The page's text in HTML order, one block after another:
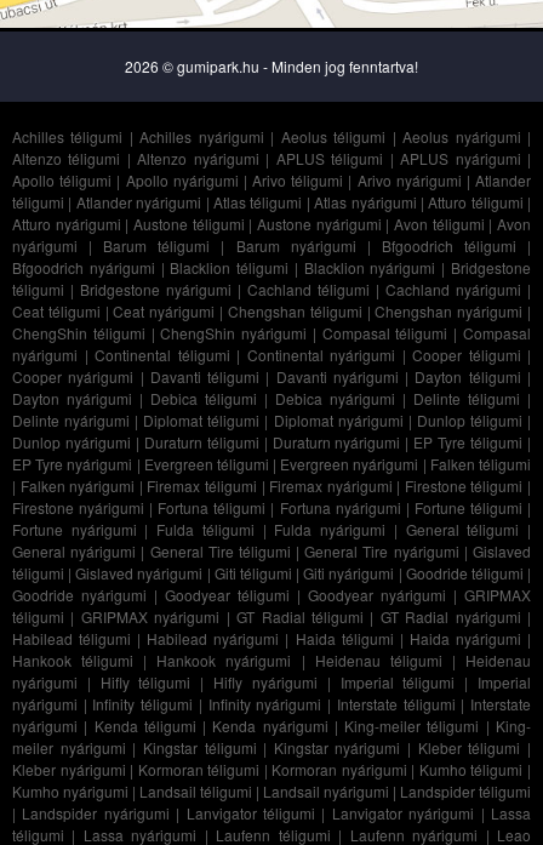
2026 © gumipark.hu - Minden jog fenntartva!
Achilles téligumi |Achilles nyárigumi | Aeolus téligumi |Aeolus nyárigumi |
Altenzo téligumi |Altenzo nyárigumi | APLUS téligumi |APLUS nyárigumi |
Apollo téligumi | Apollo nyárigumi |Arivo téligumi | Arivo nyárigumi |Atlander
téligumi | Atlander nyárigumi | Atlas téligumi |Atlas nyárigumi |Atturo téligumi |
Atturo nyárigumi |Austone téligumi |Austone nyárigumi |Avon téligumi |Avon
nyárigumi | Barum téligumi | Barum nyárigumi | Bfgoodrich téligumi |
Bfgoodrich nyárigumi | Blacklion téligumi | Blacklion nyárigumi | Bridgestone
téligumi | Bridgestone nyárigumi | Cachland téligumi | Cachland nyárigumi |
Ceat téligumi |Ceat nyárigumi | Chengshan téligumi |Chengshan nyárigumi |
ChengShin téligumi |ChengShin nyárigumi | Compasal téligumi |Compasal
nyárigumi | Continental téligumi | Continental nyárigumi | Cooper téligumi |
Cooper nyárigumi | Davanti téligumi | Davanti nyárigumi | Dayton téligumi |
Dayton nyárigumi | Debica téligumi | Debica nyárigumi | Delinte téligumi |
Delinte nyárigumi | Diplomat téligumi | Diplomat nyárigumi | Dunlop téligumi |
Dunlop nyárigumi | Duraturn téligumi | Duraturn nyárigumi | EP Tyre téligumi |
EP Tyre nyárigumi | Evergreen téligumi | Evergreen nyárigumi | Falken téligumi
| Falken nyárigumi | Firemax téligumi | Firemax nyárigumi | Firestone téligumi |
Firestone nyárigumi | Fortuna téligumi | Fortuna nyárigumi | Fortune téligumi |
Fortune nyárigumi | Fulda téligumi | Fulda nyárigumi | General téligumi |
General nyárigumi | General Tire téligumi |General Tire nyárigumi |Gislaved
téligumi |Gislaved nyárigumi | Giti téligumi |Giti nyárigumi | Goodride téligumi |
Goodride nyárigumi | Goodyear téligumi | Goodyear nyárigumi | GRIPMAX
téligumi | GRIPMAX nyárigumi |GT Radial téligumi | GT Radial nyárigumi |
Habilead téligumi | Habilead nyárigumi | Haida téligumi | Haida nyárigumi |
Hankook téligumi | Hankook nyárigumi | Heidenau téligumi | Heidenau
nyárigumi | Hifly téligumi | Hifly nyárigumi | Imperial téligumi | Imperial
nyárigumi | Infinity téligumi | Infinity nyárigumi | Interstate téligumi | Interstate
nyárigumi | Kenda téligumi | Kenda nyárigumi | King-meiler téligumi | King-
meiler nyárigumi | Kingstar téligumi | Kingstar nyárigumi | Kleber téligumi |
Kleber nyárigumi | Kormoran téligumi | Kormoran nyárigumi | Kumho téligumi |
Kumho nyárigumi | Landsail téligumi | Landsail nyárigumi | Landspider téligumi
| Landspider nyárigumi | Lanvigator téligumi | Lanvigator nyárigumi | Lassa
téligumi | Lassa nyárigumi | Laufenn téligumi | Laufenn nyárigumi | Leao